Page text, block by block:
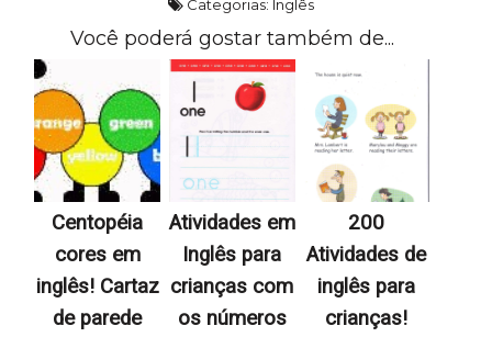
Categorias: Inglês
Você poderá gostar também de...
Centopéia
cores em
inglês! Cartaz
de parede
Atividades em
Inglês para
crianças com
os números
200
Atividades de
inglês para
crianças!